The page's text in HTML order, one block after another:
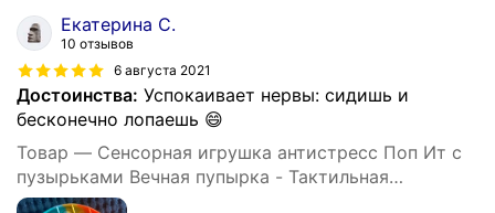
Екатерина С.
10 отзывов
6 августа 2021
Достоинства: Успокаивает нервы: сидишь и
бесконечно лопаешь 😄
Товар — Сенсорная игрушка антистресс Поп Ит с
пузырьками Вечная пупырка - Тактильная
успокоительная нажимная игрушка шарики. Круг.